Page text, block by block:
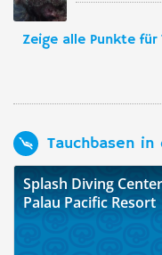
Zeige alle Punkte für
Tauchbasen in
Splash Diving
Palau Pacific Resort